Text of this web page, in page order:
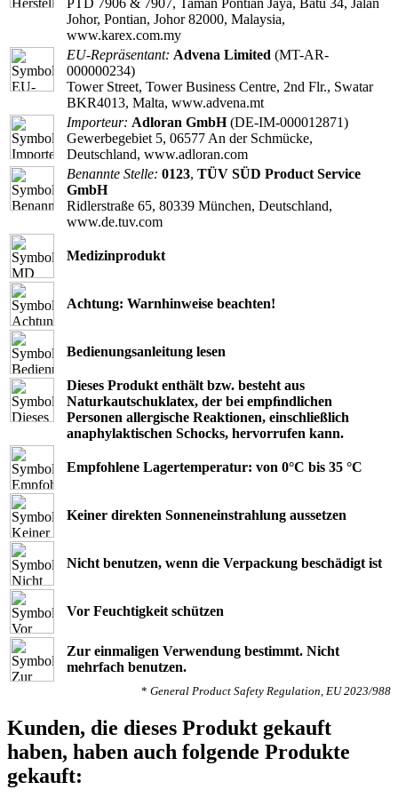
PTD 7906 & 7907, Taman Pontian Jaya, Batu 34, Jalan
Johor, Pontian, Johor 82000, Malaysia,
www.karex.com.my
EU-Repräsentant: Advena Limited (MT-AR-
000000234)
Tower Street, Tower Business Centre, 2nd Flr., Swatar
BKR4013, Malta, www.advena.mt
Importeur: Adloran GmbH(DE-IM-000012871)
Gewerbegebiet 5, 06577 An der Schmücke,
Deutschland, www.adloran.com
Benannte Stelle: 0123, TÜV SÜD Product Service
GmbH
Ridlerstraße 65, 80339 München, Deutschland,
www.de.tuv.com
Medizinprodukt
Achtung: Warnhinweise beachten!
Bedienungsanleitung lesen
Dieses Produkt enthält bzw. besteht aus
Naturkautschuklatex, der bei empﬁndlichen
Personen allergische Reaktionen, einschließlich
anaphylaktischen Schocks, hervorrufen kann.
Empfohlene Lagertemperatur: von 0°C bis 35 °C
Keiner direkten Sonneneinstrahlung aussetzen
Nicht benutzen, wenn die Verpackung beschädigt ist
Vor Feuchtigkeit schützen
Zur einmaligen Verwendung bestimmt. Nicht
mehrfach benutzen.
* General Product Safety Regulation, EU 2023/988
Kunden, die dieses Produkt gekauft
haben, haben auch folgende Produkte
gekauft: